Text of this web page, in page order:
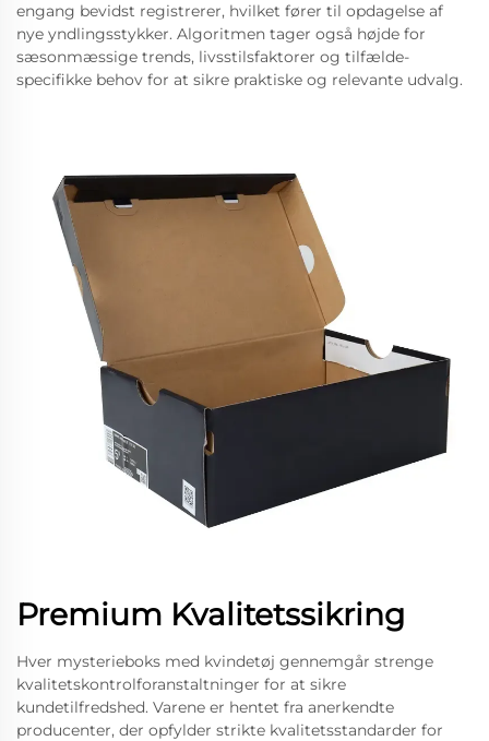
engang bevidst registrerer, hvilket fører til opdagelse af
nye yndlingsstykker. Algoritmen tager også højde for
sæsonmæssige trends, livsstilsfaktorer og tilfælde-
specifikke behov for at sikre praktiske og relevante udvalg.
Premium Kvalitetssikring
Hver mysterieboks med kvindetøj gennemgår strenge
kvalitetskontrolforanstaltninger for at sikre
kundetilfredshed. Varene er hentet fra anerkendte
producenter, der opfylder strikte kvalitetsstandarder for